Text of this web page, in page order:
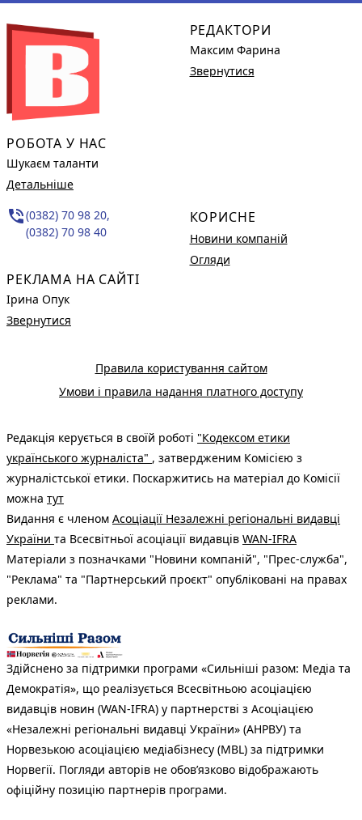
РОБОТА У НАС
Шукаєм таланти
Детальніше
phone_in_talk(0382) 70 98 20,
(0382) 70 98 40
РЕКЛАМА НА САЙТІ
Ірина Опук
Звернутися
РЕДАКТОРИ
Максим Фарина
Звернутися
КОРИСНЕ
Новини компаній
Огляди
Правила користування сайтом
Умови і правила надання платного доступу
Редакція керується в своїй роботі "Кодексом етики
українського журналіста" , затвердженим Комісією з
журналістської етики. Поскаржитись на матеріал до Комісії
можна тут
Видання є членом Асоціації Незалежні регіональні видавці
України та Всесвітньої асоціації видавців WAN-IFRA
Матеріали з позначками "Новини компаній", "Прес-служба",
"Реклама" та "Партнерський проєкт" опубліковані на правах
реклами.
Здійснено за підтримки програми «Сильніші разом: Медіа та
Демократія», що реалізується Всесвітньою асоціацією
видавців новин (WAN-IFRA) у партнерстві з Асоціацією
«Незалежні регіональні видавці України» (АНРВУ) та
Норвезькою асоціацією медіабізнесу (MBL) за підтримки
Норвегії. Погляди авторів не обов’язково відображають
офіційну позицію партнерів програми.